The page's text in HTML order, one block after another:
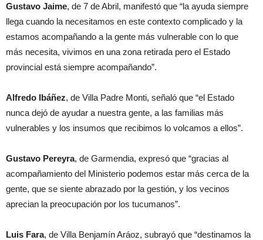
Gustavo Jaime, de 7 de Abril, manifestó que “la ayuda siempre
llega cuando la necesitamos en este contexto complicado y la
estamos acompañando a la gente más vulnerable con lo que
más necesita, vivimos en una zona retirada pero el Estado
provincial está siempre acompañando”.
Alfredo Ibáñez, de Villa Padre Monti, señaló que “el Estado
nunca dejó de ayudar a nuestra gente, a las familias más
vulnerables y los insumos que recibimos lo volcamos a ellos”.
Gustavo Pereyra, de Garmendia, expresó que “gracias al
acompañamiento del Ministerio podemos estar más cerca de la
gente, que se siente abrazado por la gestión, y los vecinos
aprecian la preocupación por los tucumanos”.
Luis Fara, de Villa Benjamín Aráoz, subrayó que “destinamos la